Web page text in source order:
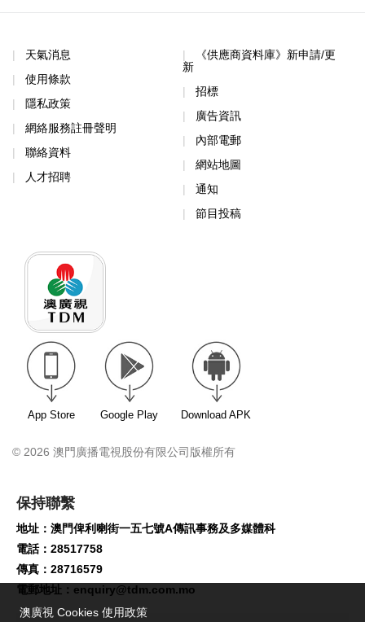
天氣消息
使用條款
隱私政策
網絡服務註冊聲明
聯絡資料
人才招聘
《供應商資料庫》新申請/更
新
招標
廣告資訊
內部電郵
網站地圖
通知
節目投稿
App Store Google Play Download APK
© 2026 澳門廣播電視股份有限公司版權所有
保持聯繫
地址：澳門俾利喇街一五七號A傳訊事務及多媒體科
電話：28517758
傳真：28716579
電郵地址： enquiry@tdm.com.mo
澳廣視 Cookies 使用政策